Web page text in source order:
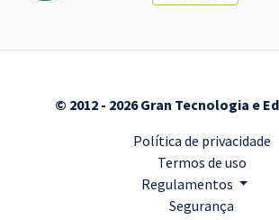
© 2012 - 2026 Gran Tecnologia e
Política de privacidade
Termos de uso
Regulamentos
Segurança